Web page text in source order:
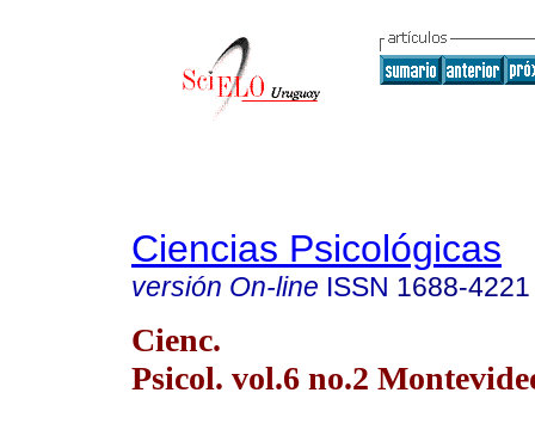
Ciencias Psicológicas
versión On-line ISSN 1688-4221
Cienc.
Psicol. vol.6 no.2